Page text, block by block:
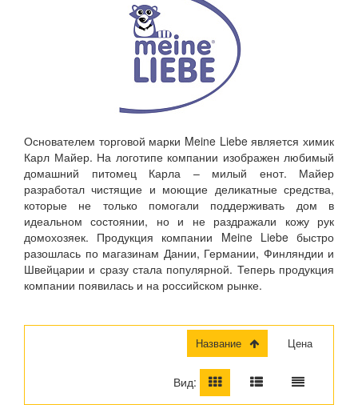
Основателем торговой марки Meine Liebe является химик
Карл Майер. На логотипе компании изображен любимый
домашний питомец Карла – милый енот. Майер
разработал чистящие и моющие деликатные средства,
которые не только помогали поддерживать дом в
идеальном состоянии, но и не раздражали кожу рук
домохозяек. Продукция компании Meine Liebe быстро
разошлась по магазинам Дании, Германии, Финляндии и
Швейцарии и сразу стала популярной. Теперь продукция
компании появилась и на российском рынке.
Название Цена
Вид: